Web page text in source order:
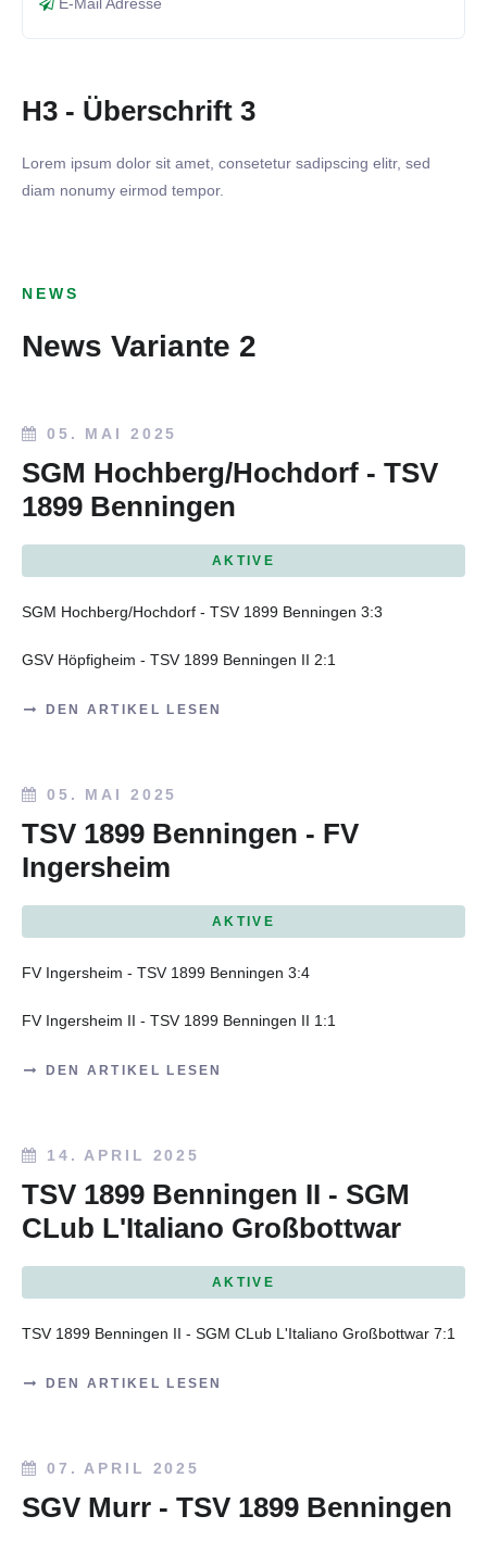
H3 - Überschrift 3
Lorem ipsum dolor sit amet, consetetur sadipscing elitr, sed
diam nonumy eirmod tempor.
NEWS
News Variante 2
05. MAI 2025
SGM Hochberg/Hochdorf - TSV
1899 Benningen
AKTIVE
SGM Hochberg/Hochdorf - TSV 1899 Benningen 3:3
GSV Höpfigheim - TSV 1899 Benningen II 2:1
DEN ARTIKEL LESEN
05. MAI 2025
TSV 1899 Benningen - FV
Ingersheim
AKTIVE
FV Ingersheim - TSV 1899 Benningen 3:4
FV Ingersheim II - TSV 1899 Benningen II 1:1
DEN ARTIKEL LESEN
14. APRIL 2025
TSV 1899 Benningen II - SGM
CLub L'Italiano Großbottwar
AKTIVE
TSV 1899 Benningen II - SGM CLub L'Italiano Großbottwar 7:1
DEN ARTIKEL LESEN
07. APRIL 2025
SGV Murr - TSV 1899 Benningen